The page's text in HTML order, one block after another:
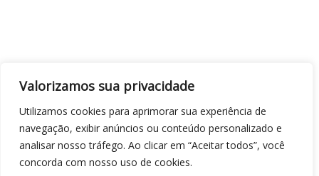
Valorizamos sua privacidade
Utilizamos cookies para aprimorar sua experiência de
navegação, exibir anúncios ou conteúdo personalizado e
analisar nosso tráfego. Ao clicar em “Aceitar todos”, você
concorda com nosso uso de cookies.